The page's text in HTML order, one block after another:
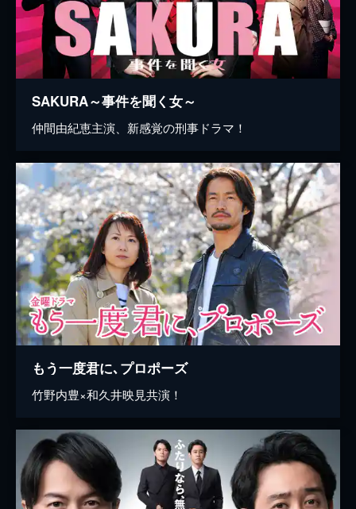
SAKURA～事件を聞く女～
仲間由紀恵主演、新感覚の刑事ドラマ！
もう一度君に､プロポーズ
竹野内豊×和久井映見共演！